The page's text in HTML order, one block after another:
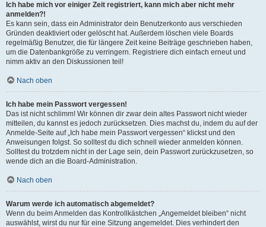
Ich habe mich vor einiger Zeit registriert, kann mich aber nicht mehr
anmelden?!
Es kann sein, dass ein Administrator dein Benutzerkonto aus verschieden
Gründen deaktiviert oder gelöscht hat. Außerdem löschen viele Boards
regelmäßig Benutzer, die für längere Zeit keine Beiträge geschrieben haben,
um die Datenbankgröße zu verringern. Registriere dich einfach erneut und
nimm aktiv an den Diskussionen teil!
Nach oben
Ich habe mein Passwort vergessen!
Das ist nicht schlimm! Wir können dir zwar dein altes Passwort nicht wieder
mitteilen, du kannst es jedoch zurücksetzen. Dies machst du, indem du auf der
Anmelde-Seite auf „Ich habe mein Passwort vergessen“ klickst und den
Anweisungen folgst. So solltest du dich schnell wieder anmelden können.
Solltest du trotzdem nicht in der Lage sein, dein Passwort zurückzusetzen, so
wende dich an die Board-Administration.
Nach oben
Warum werde ich automatisch abgemeldet?
Wenn du beim Anmelden das Kontrollkästchen „Angemeldet bleiben“ nicht
auswählst, wirst du nur für eine Sitzung angemeldet. Dies verhindert den